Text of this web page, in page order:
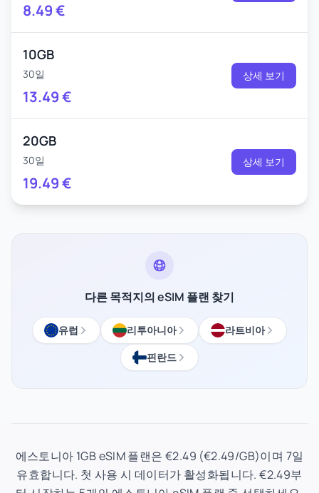
8.49€
10GB
30일
13.49€
상세 보기
20GB
30일
19.49€
상세 보기
다른 목적지의 eSIM 플랜 찾기
유럽 리투아니아
라트비아
핀란드
에스토니아 1GB eSIM 플랜은 €2.49 (€2.49/GB)이며 7일
유효합니다. 첫 사용 시 데이터가 활성화됩니다. €2.49부